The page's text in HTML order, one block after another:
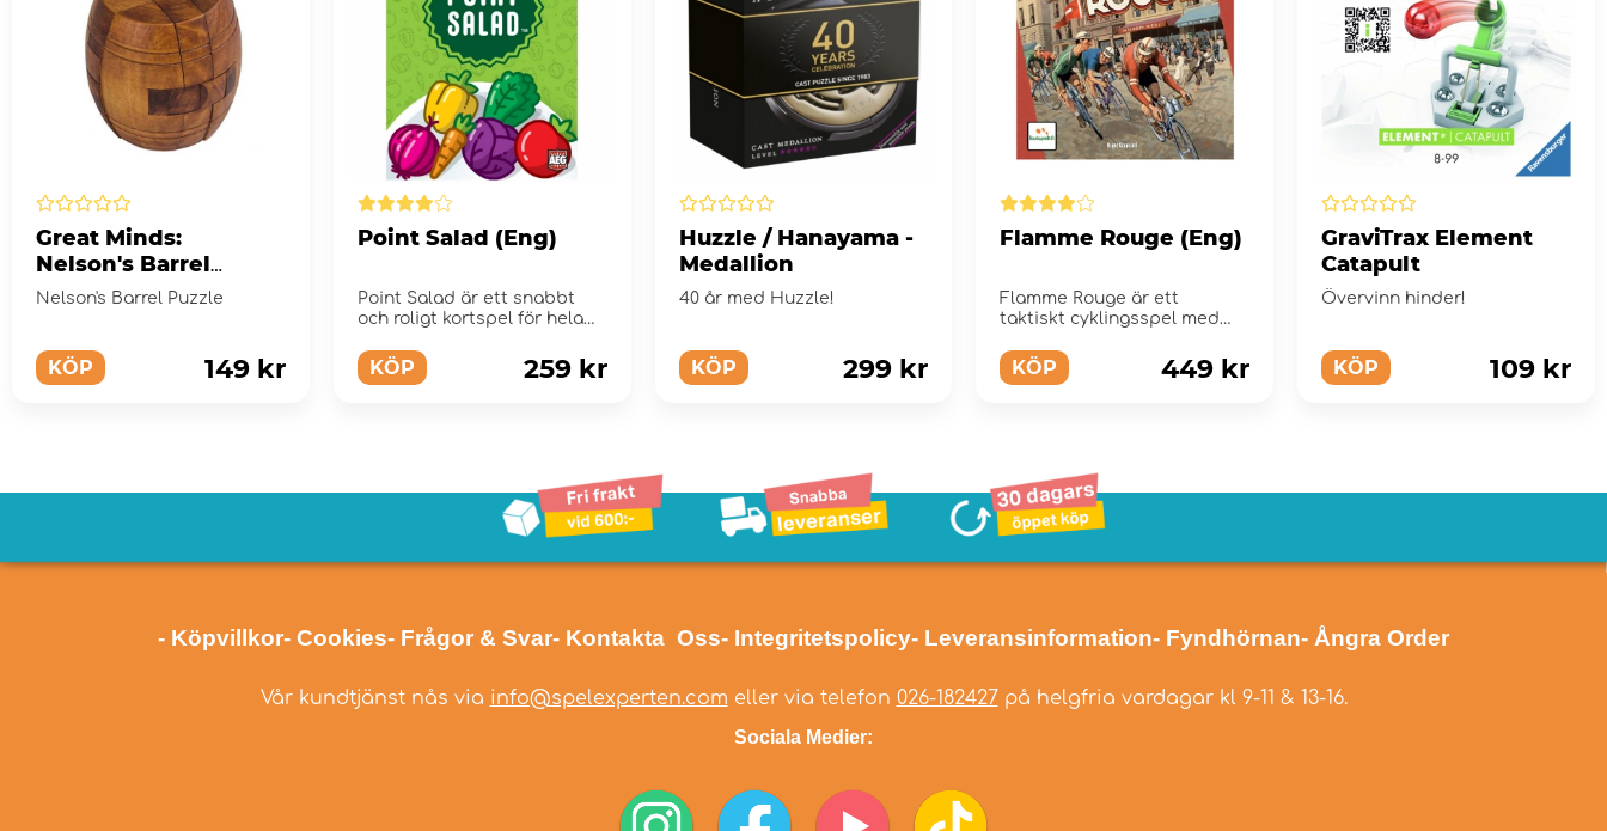
Great Minds:
Nelson's Barrel
Puzzle
Nelson's Barrel Puzzle
KÖP 149 kr
Point Salad (Eng)
Point Salad är ett snabbt
och roligt kortspel för hela
KÖP 259 kr
Huzzle / Hanayama -
Medallion
40 år med Huzzle!
KÖP 299 kr
Flamme Rouge (Eng)
Flamme Rouge är ett
taktiskt cyklingsspel med
KÖP 449 kr
GraviTrax Element
Catapult
Övervinn hinder!
KÖP 109 kr
- Köpvillkor- Cookies- Frågor & Svar- Kontakta Oss- Integritetspolicy- Leveransinformation- Fyndhörnan- Ångra Order
Vår kundtjänst nås via info@spelexperten.com eller via telefon 026-182427på helgfria vardagar kl 9-11 & 13-16.
Sociala Medier: